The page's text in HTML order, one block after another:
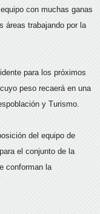
con muchas ganas
áreas trabajando por la
para los próximos
peso recaerá en una
y Turismo.
del equipo de
el conjunto de la
conforman la